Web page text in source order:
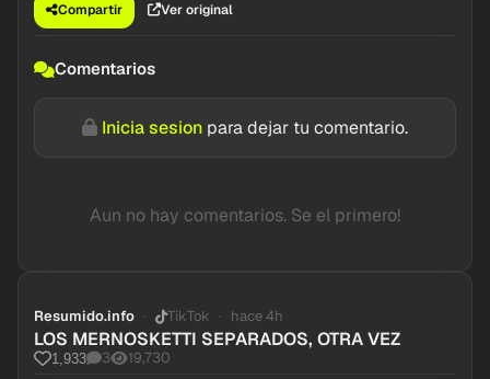
Compartir Ver original
Comentarios
Inicia sesion para dejar tu comentario.
Aun no hay comentarios. Se el primero!
Resumido.info TikTok hace 4h
LOS MERNOSKETTI SEPARADOS, OTRA VEZ
1,933 3 19,730